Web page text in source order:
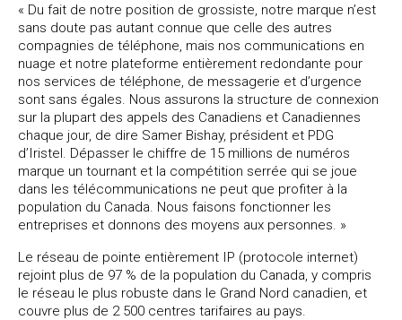
« Du fait de notre position de grossiste, notre marque n’est
sans doute pas autant connue que celle des autres
compagnies de téléphone, mais nos communications en
nuage et notre plateforme entièrement redondante pour
nos services de téléphone, de messagerie et d’urgence
sont sans égales. Nous assurons la structure de connexion
sur la plupart des appels des Canadiens et Canadiennes
chaque jour, de dire Samer Bishay, président et PDG
d’Iristel. Dépasser le chiffre de 15 millions de numéros
marque un tournant et la compétition serrée qui se joue
dans les télécommunications ne peut que profiter à la
population du Canada. Nous faisons fonctionner les
entreprises et donnons des moyens aux personnes. »
Le réseau de pointe entièrement IP (protocole internet)
rejoint plus de 97 % de la population du Canada, y compris
le réseau le plus robuste dans le Grand Nord canadien, et
couvre plus de 2 500 centres tarifaires au pays.